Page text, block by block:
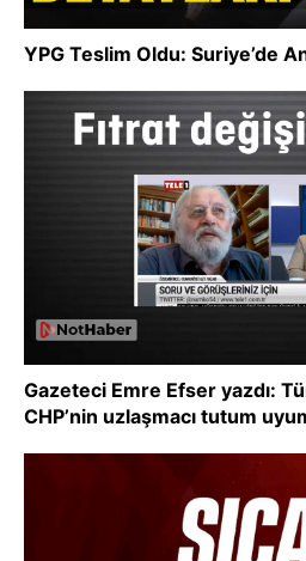
YPG Teslim Oldu: Suriye’de
Gazeteci Emre Efser yazdı:
CHP’nin uzlaşmacı tutum